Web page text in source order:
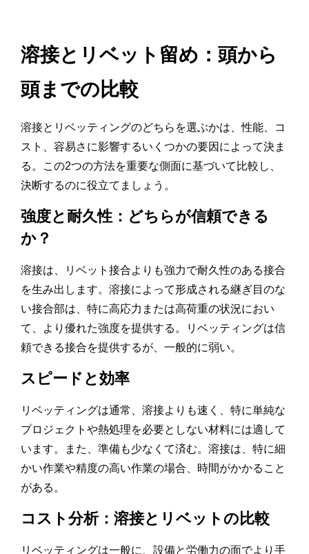
溶接とリベット留め：頭から
頭までの比較
溶接とリベッティングのどちらを選ぶかは、性能、コ
スト、容易さに影響するいくつかの要因によって決ま
る。この2つの方法を重要な側面に基づいて比較し、
決断するのに役立てましょう。
強度と耐久性：どちらが信頼できる
か？
溶接は、リベット接合よりも強力で耐久性のある接合
を生み出します。溶接によって形成される継ぎ目のな
い接合部は、特に高応力または高荷重の状況におい
て、より優れた強度を提供する。リベッティングは信
頼できる接合を提供するが、一般的に弱い。
スピードと効率
リベッティングは通常、溶接よりも速く、特に単純な
プロジェクトや熱処理を必要としない材料には適して
います。また、準備も少なくて済む。溶接は、特に細
かい作業や精度の高い作業の場合、時間がかかること
がある。
コスト分析：溶接とリベットの比較
リベッティングは一般に、設備と労働力の面でより手